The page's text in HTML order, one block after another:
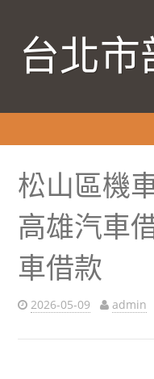
台北市
松山區機
高雄汽車
車借款
2026-05-09 admin